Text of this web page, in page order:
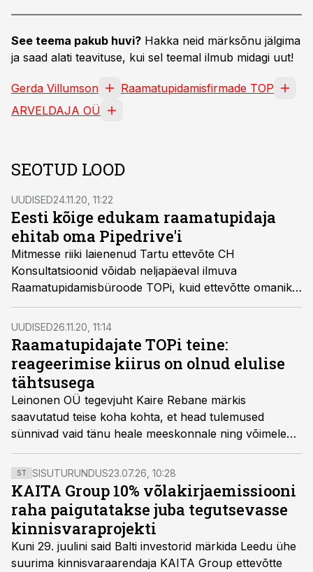
See teema pakub huvi? Hakka neid märksõnu jälgima
ja saad alati teavituse, kui sel teemal ilmub midagi uut!
Gerda Villumson
Raamatupidamisfirmade TOP
ARVELDAJA OÜ
SEOTUD LOOD
UUDISED24.11.20, 11:22
Eesti kõige edukam raamatupidaja
ehitab oma Pipedrive'i
Mitmesse riiki laienenud Tartu ettevõte CH
Konsultatsioonid võidab neljapäeval ilmuva
Raamatupidamisbüroode TOPi, kuid ettevõtte omaniku
Christer Haimi fookus on veelgi suuremal äril.
UUDISED26.11.20, 11:14
Raamatupidajate TOPi teine:
reageerimise kiirus on olnud elulise
tähtsusega
Leinonen OÜ tegevjuht Kaire Rebane märkis
saavutatud teise koha kohta, et head tulemused
sünnivad vaid tänu heale meeskonnale ning võimele
muutunud oludele kiiresti reageerida.
ST SISUTURUNDUS23.07.26, 10:28
KAITA Group 10% võlakirjaemissiooni
raha paigutatakse juba tegutsevasse
kinnisvaraprojekti
Kuni 29. juulini said Balti investorid märkida Leedu ühe
suurima kinnisvaraarendaja KAITA Group ettevõtte